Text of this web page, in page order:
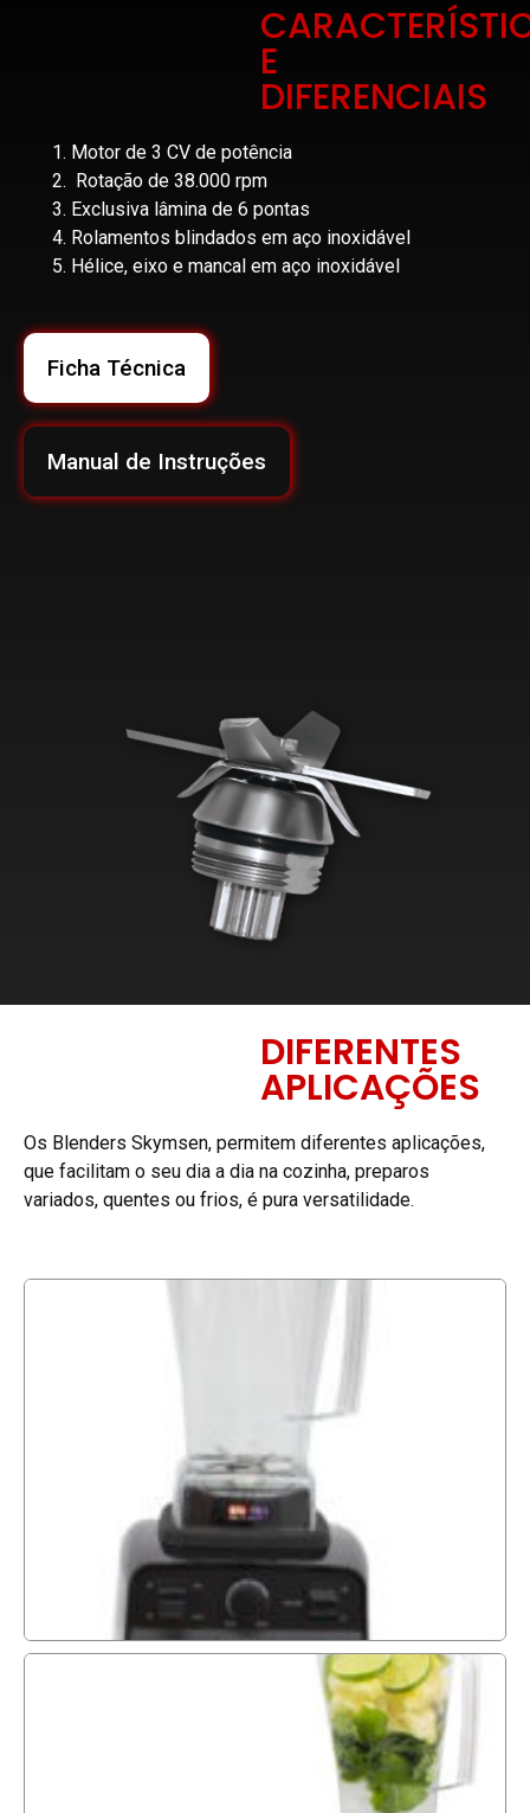
E
DIFERENCIAIS
Motor de 3 CV de potência
Rotação de 38.000 rpm
Exclusiva lâmina de 6 pontas
Rolamentos blindados em aço inoxidável
Hélice, eixo e mancal em aço inoxidável
Ficha Técnica
Manual de Instruções
DIFERENTES
APLICAÇÕES
Os Blenders Skymsen, permitem diferentes aplicações,
que facilitam o seu dia a dia na cozinha, preparos
variados, quentes ou frios, é pura versatilidade.